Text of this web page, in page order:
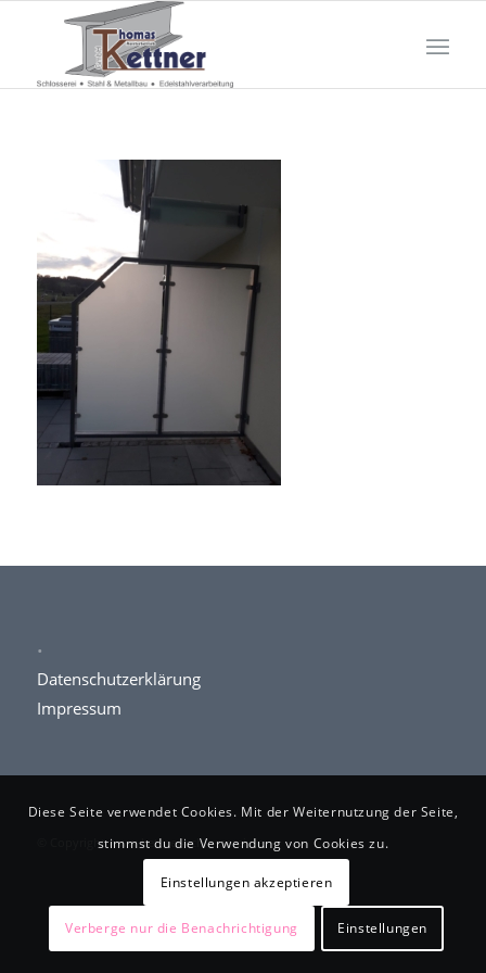
.
Datenschutzerklärung
Impressum
© Copyright www.kettner-schlosserei.de
Diese Seite verwendet Cookies. Mit der Weiternutzung der Seite,
stimmst du die Verwendung von Cookies zu.
Einstellungen akzeptieren
Verberge nur die Benachrichtigung Einstellungen